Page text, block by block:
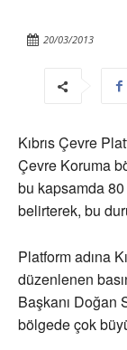
20/03/2013
Kıbrıs Çevre
Çevre Koruma
bu kapsamda 80
belirterek, bu
Platform adına
düzenlenen
Başkanı Doğan
bölgede çok